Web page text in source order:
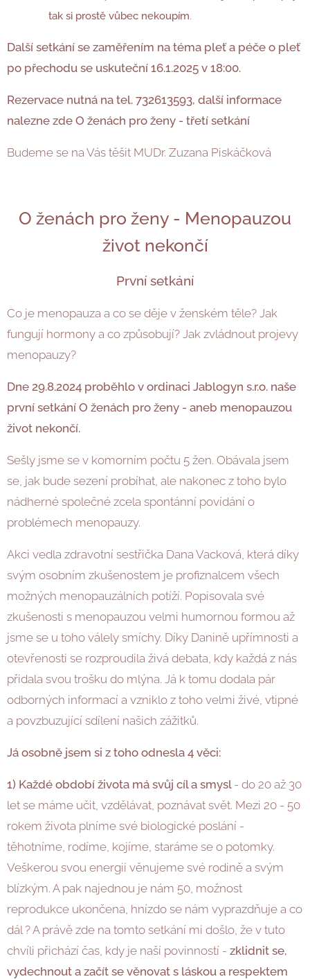
tak si prostě vůbec nekoupím.
Další setkání se zaměřením na téma pleť a péče o pleť
po přechodu se uskuteční 16.1.2025 v 18:00.
Rezervace nutná na tel. 732613593, další informace
nalezne zde O ženách pro ženy - třetí setkání
Budeme se na Vás těšit MUDr. Zuzana Piskáčková
O ženách pro ženy - Menopauzou
život nekončí
První setkání
Co je menopauza a co se děje v ženském těle? Jak
fungují hormony a co způsobují? Jak zvládnout projevy
menopauzy?
Dne 29.8.2024 proběhlo v ordinaci Jablogyn s.r.o. naše
první setkání O ženách pro ženy - aneb menopauzou
život nekončí.
Sešly jsme se v komorním počtu 5 žen. Obávala jsem
se, jak bude sezení probíhat, ale nakonec z toho bylo
nádherné společné zcela spontánní povídání o
problémech menopauzy.
Akci vedla zdravotní sestřička Dana Vacková, která díky
svým osobním zkušenostem je profiznalcem všech
možných menopauzálních potíží. Popisovala své
zkušenosti s menopauzou velmi humornou formou až
jsme se u toho válely smíchy. Díky Danině upřímnosti a
otevřenosti se rozproudila živá debata, kdy každá z nás
přidala svou trošku do mlýna. Já k tomu dodala pár
odborných informací a vzniklo z toho velmi živé, vtipné
a povzbuzující sdílení našich zážitků.
Já osobně jsem si z toho odnesla 4 věci:
1) Každé období života má svůj cíl a smysl - do 20 až 30
let se máme učit, vzdělávat, poznávat svět. Mezi 20 - 50
rokem života plníme své biologické poslání -
těhotníme, rodíme, kojíme, staráme se o potomky.
Veškerou svou energii věnujeme své rodině a svým
blízkým. A pak najednou je nám 50, možnost
reprodukce ukončena, hnízdo se nám vyprazdňuje a co
dál ? A právě zde na tomto setkání mi došlo, že v tuto
chvíli přichází čas, kdy je naší povinností - zklidnit se,
vydechnout a začít se věnovat s láskou a respektem